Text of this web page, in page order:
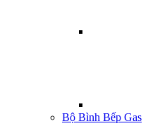
Bộ Bình Bếp Gas